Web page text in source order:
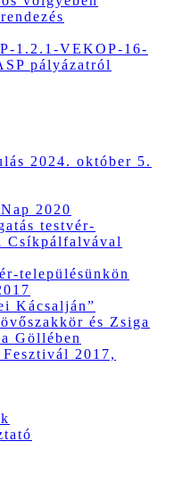
1.2.1-VEKOP-16-
pályázatról
2024. október 5.
2020
testvér-
Csíkpálfalvával
településünkön
Kácsalján”
és Zsiga
Göllében
2017,